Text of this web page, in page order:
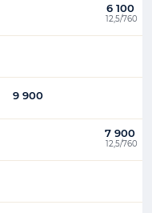
6 100
12,5/760
9 900
7 900
12,5/760